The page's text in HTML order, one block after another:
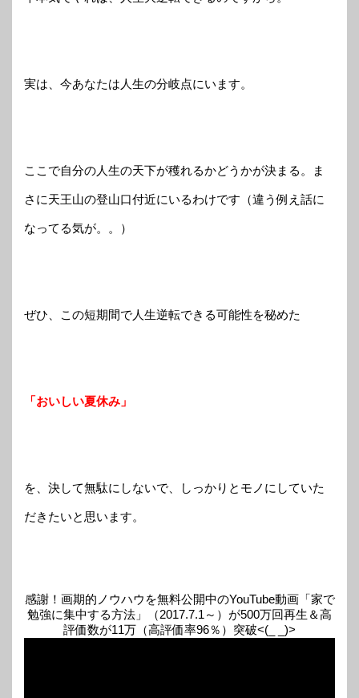
実は、今あなたは人生の分岐点にいます。
ここで自分の人生の天下が穫れるかどうかが決まる。ま
さに天王山の登山口付近にいるわけです（違う例え話に
なってる気が。。）
ぜひ、この短期間で人生逆転できる可能性を秘めた
「おいしい夏休み」
を、決して無駄にしないで、しっかりとモノにしていた
だきたいと思います。
感謝！画期的ノウハウを無料公開中のYouTube動画「家で
勉強に集中する方法」（2017.7.1～）が500万回再生＆高
評価数が11万（高評価率96％）突破<(_ _)>